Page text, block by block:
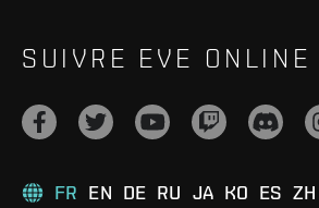
SUIVRE EVE ONLINE
FR EN DE RU JA KO ES ZH